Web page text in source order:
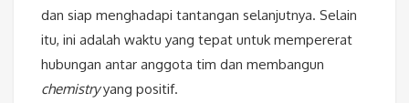
dan siap menghadapi tantangan selanjutnya. Selain
itu, ini adalah waktu yang tepat untuk mempererat
hubungan antar anggota tim dan membangun
chemistryyang positif.